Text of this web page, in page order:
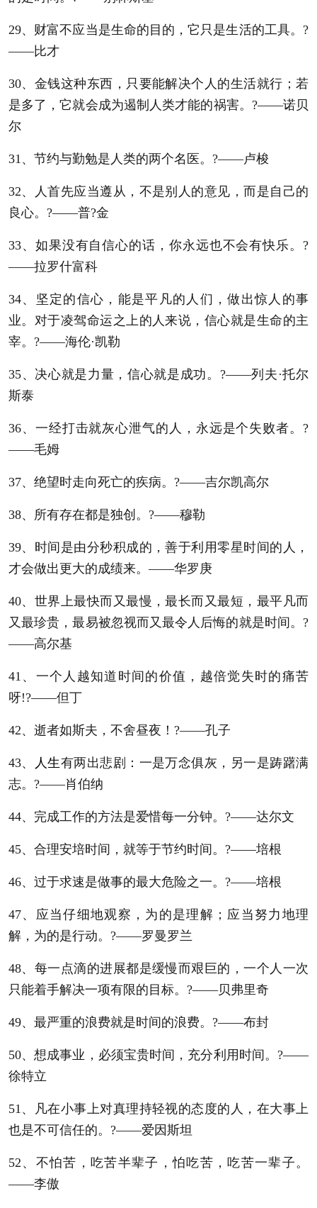
29、财富不应当是生命的目的，它只是生活的工具。?
——比才
30、金钱这种东西，只要能解决个人的生活就行；若
是多了，它就会成为遏制人类才能的祸害。?——诺贝
尔
31、节约与勤勉是人类的两个名医。?——卢梭
32、人首先应当遵从，不是别人的意见，而是自己的
良心。?——普?金
33、如果没有自信心的话，你永远也不会有快乐。?
——拉罗什富科
34、坚定的信心，能是平凡的人们，做出惊人的事
业。对于凌驾命运之上的人来说，信心就是生命的主
宰。?——海伦·凯勒
35、决心就是力量，信心就是成功。?——列夫·托尔
斯泰
36、一经打击就灰心泄气的人，永远是个失败者。?
——毛姆
37、绝望时走向死亡的疾病。?——吉尔凯高尔
38、所有存在都是独创。?——穆勒
39、时间是由分秒积成的，善于利用零星时间的人，
才会做出更大的成绩来。——华罗庚
40、世界上最快而又最慢，最长而又最短，最平凡而
又最珍贵，最易被忽视而又最令人后悔的就是时间。?
——高尔基
41、一个人越知道时间的价值，越倍觉失时的痛苦
呀!?——但丁
42、逝者如斯夫，不舍昼夜！?——孔子
43、 人生有两出悲剧：一是万念俱灰，另一是踌躇满
志。?——肖伯纳
44、完成工作的方法是爱惜每一分钟。?——达尔文
45、合理安培时间，就等于节约时间。?——培根
46、过于求速是做事的最大危险之一。?——培根
47、应当仔细地观察，为的是理解；应当努力地理
解，为的是行动。?——罗曼罗兰
48、每一点滴的进展都是缓慢而艰巨的，一个人一次
只能着手解决一项有限的目标。?——贝弗里奇
49、最严重的浪费就是时间的浪费。?——布封
50、想成事业，必须宝贵时间，充分利用时间。?——
徐特立
51、凡在小事上对真理持轻视的态度的人，在大事上
也是不可信任的。?——爱因斯坦
52、不怕苦，吃苦半辈子，怕吃苦，吃苦一辈子。
——李傲